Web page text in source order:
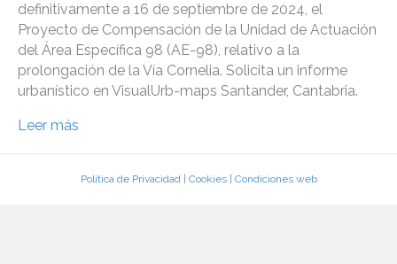
definitivamente a 16 de septiembre de 2024, el
Proyecto de Compensación de la Unidad de Actuación
del Área Específica 98 (AE-98), relativo a la
prolongación de la Vía Cornelia. Solicita un informe
urbanístico en VisualUrb-maps Santander, Cantabria.
Leer más
Política de Privacidad| Cookies| Condiciones web